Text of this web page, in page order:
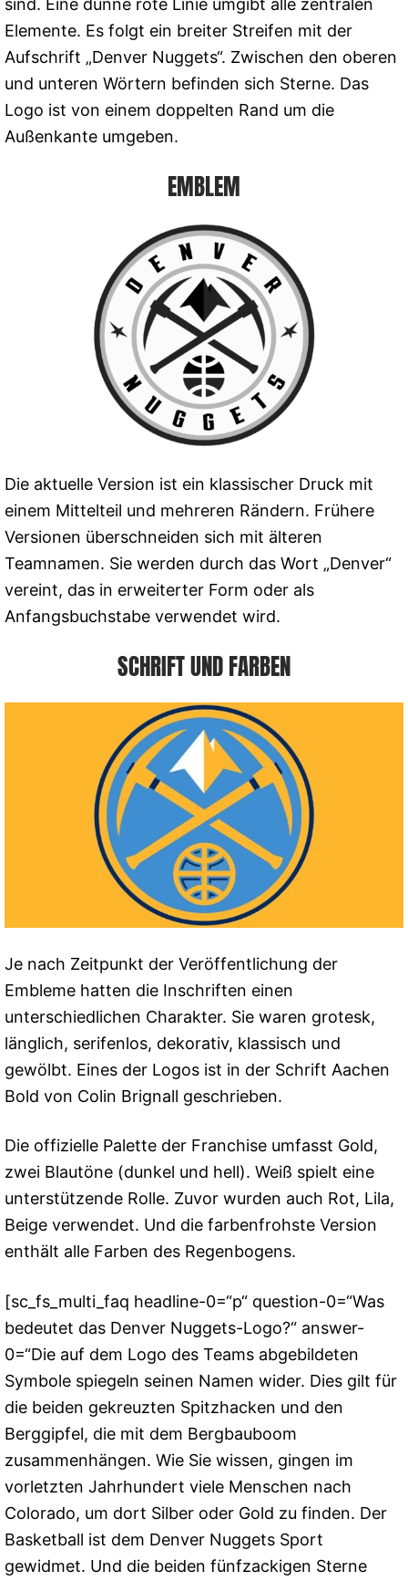
sind. Eine dünne rote Linie umgibt alle zentralen
Elemente. Es folgt ein breiter Streifen mit der
Aufschrift „Denver Nuggets“. Zwischen den oberen
und unteren Wörtern befinden sich Sterne. Das
Logo ist von einem doppelten Rand um die
Außenkante umgeben.
EMBLEM
Die aktuelle Version ist ein klassischer Druck mit
einem Mittelteil und mehreren Rändern. Frühere
Versionen überschneiden sich mit älteren
Teamnamen. Sie werden durch das Wort „Denver“
vereint, das in erweiterter Form oder als
Anfangsbuchstabe verwendet wird.
SCHRIFT UND FARBEN
Je nach Zeitpunkt der Veröffentlichung der
Embleme hatten die Inschriften einen
unterschiedlichen Charakter. Sie waren grotesk,
länglich, serifenlos, dekorativ, klassisch und
gewölbt. Eines der Logos ist in der Schrift Aachen
Bold von Colin Brignall geschrieben.
Die offizielle Palette der Franchise umfasst Gold,
zwei Blautöne (dunkel und hell). Weiß spielt eine
unterstützende Rolle. Zuvor wurden auch Rot, Lila,
Beige verwendet. Und die farbenfrohste Version
enthält alle Farben des Regenbogens.
[sc_fs_multi_faq headline-0=“p“ question-0=“Was
bedeutet das Denver Nuggets-Logo?“ answer-
0=“Die auf dem Logo des Teams abgebildeten
Symbole spiegeln seinen Namen wider. Dies gilt für
die beiden gekreuzten Spitzhacken und den
Berggipfel, die mit dem Bergbauboom
zusammenhängen. Wie Sie wissen, gingen im
vorletzten Jahrhundert viele Menschen nach
Colorado, um dort Silber oder Gold zu finden. Der
Basketball ist dem Denver Nuggets Sport
gewidmet. Und die beiden fünfzackigen Sterne